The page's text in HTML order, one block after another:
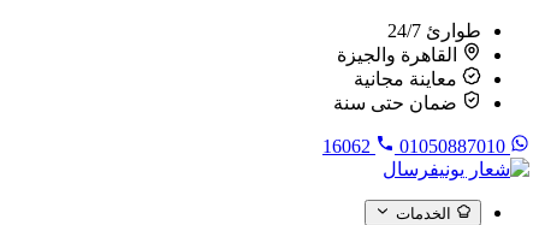
طوارئ 24/7
القاهرة والجيزة
معاينة مجانية
ضمان حتى سنة
01050887010
16062
الخدمات